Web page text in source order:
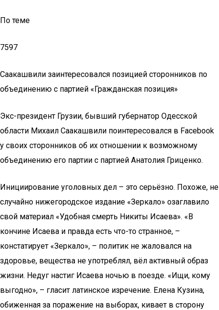
По теме
7597
Саакашвили заинтересовался позицией сторонников по
объединению с партией «Гражданская позиция»
Экс-президент Грузии, бывший губернатор Одесской
области Михаил Саакашвили поинтересовался в Facebook
у своих сторонников об их отношении к возможному
объединению его партии с партией Анатолия Гриценко.
Инициирование уголовных дел – это серь­ёзно. Похоже, не
случайно нижегородское издание «Зеркало» озаглавило
свой материал «Удобная смерть Никиты Исаева». «В
кончине Исаева и правда есть что-то странное, –
констатирует «Зеркало», – политик не жаловался на
здоровье, вещества не употреблял, вёл активный образ
жизни. Недуг настиг Исаева ночью в поезде. «Ищи, кому
выгодно», – гласит латинское изречение. Елена Кузина,
обиженная за поражение на выборах, кивает в сторону